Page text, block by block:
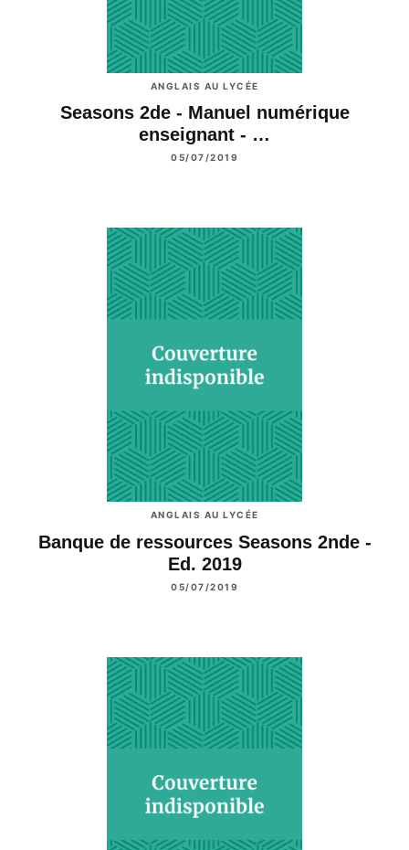
ANGLAIS AU LYCÉE
Seasons 2de - Manuel numérique
enseignant - …
05/07/2019
ANGLAIS AU LYCÉE
Banque de ressources Seasons 2nde -
Ed. 2019
05/07/2019